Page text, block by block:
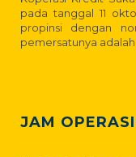
pada tanggal 11
propinsi dengan
pemersatunya
JAM